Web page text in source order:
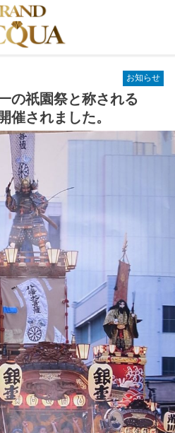
お知らせ
の祇園祭と称される
催されました。